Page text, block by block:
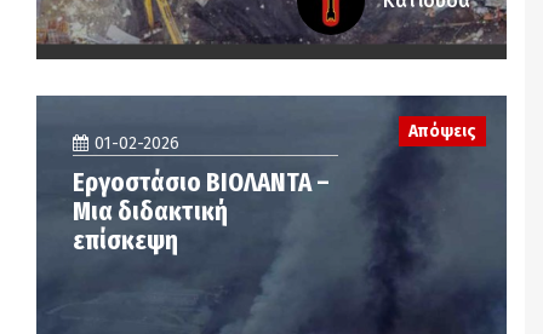
01-02-2026
Εργοστάσιο ΒΙΟΛΑΝΤΑ –
Μια διδακτική
επίσκεψη
Απόψεις